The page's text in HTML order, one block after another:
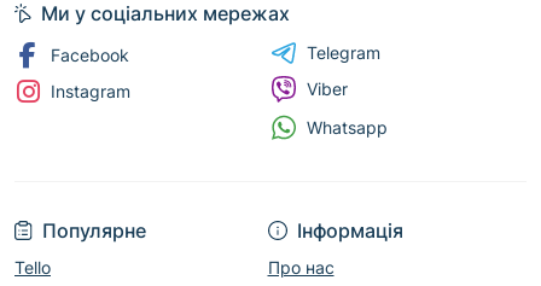
Популярне
Tello
Інформація
Про нас
Ми у соціальних мережах
Facebook
Instagram
Telegram
Viber
Whatsapp